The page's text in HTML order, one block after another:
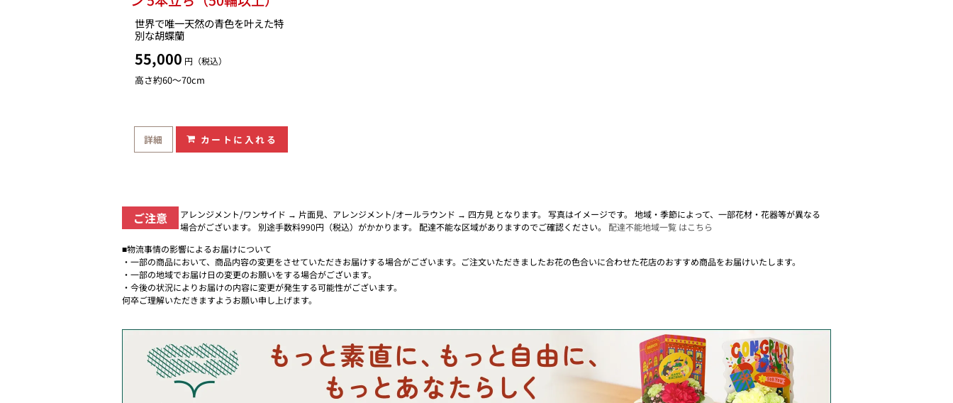
世界で唯一天然の青色を叶えた特
別な胡蝶蘭
55,000 円（税込）
高さ約60〜70cm
詳細 カートに入れる
ご注意
アレンジメント/ワンサイド → 片面見、アレンジメント/オールラウンド → 四方見 となります。 写真はイメージです。 地域・季節によって、一部花材・花器等が異なる
場合がございます。 別途手数料990円（税込）がかかります。 配達不能な区域がありますのでご確認ください。 配達不能地域一覧 はこちら
■物流事情の影響によるお届けについて
・一部の商品において、商品内容の変更をさせていただきお届けする場合がございます。ご注文いただきましたお花の色合いに合わせた花店のおすすめ商品をお届けいたします。
・一部の地域でお届け日の変更のお願いをする場合がございます。
・今後の状況によりお届けの内容に変更が発生する可能性がございます。
何卒ご理解いただきますようお願い申し上げます。